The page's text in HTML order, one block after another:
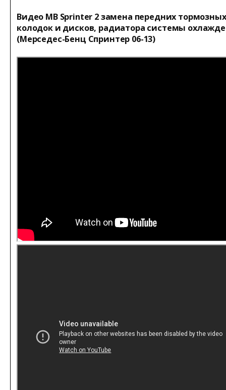
Видео MB Sprinter 2 замена передних тормозных
колодок и дисков, радиатора системы
(Мерседес-Бенц Спринтер 06-13)